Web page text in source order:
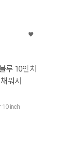
루 10인치
워서
10 inch